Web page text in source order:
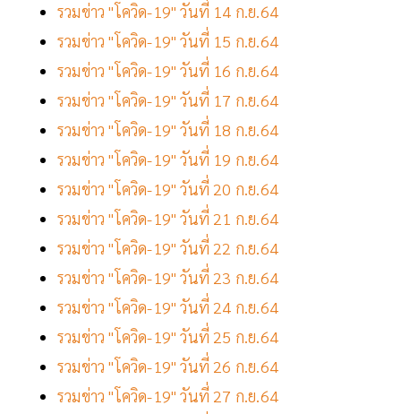
รวมข่าว "โควิด-19" วันที่ 14 ก.ย.64
รวมข่าว "โควิด-19" วันที่ 15 ก.ย.64
รวมข่าว "โควิด-19" วันที่ 16 ก.ย.64
รวมข่าว "โควิด-19" วันที่ 17 ก.ย.64
รวมข่าว "โควิด-19" วันที่ 18 ก.ย.64
รวมข่าว "โควิด-19" วันที่ 19 ก.ย.64
รวมข่าว "โควิด-19" วันที่ 20 ก.ย.64
รวมข่าว "โควิด-19" วันที่ 21 ก.ย.64
รวมข่าว "โควิด-19" วันที่ 22 ก.ย.64
รวมข่าว "โควิด-19" วันที่ 23 ก.ย.64
รวมข่าว "โควิด-19" วันที่ 24 ก.ย.64
รวมข่าว "โควิด-19" วันที่ 25 ก.ย.64
รวมข่าว "โควิด-19" วันที่ 26 ก.ย.64
รวมข่าว "โควิด-19" วันที่ 27 ก.ย.64